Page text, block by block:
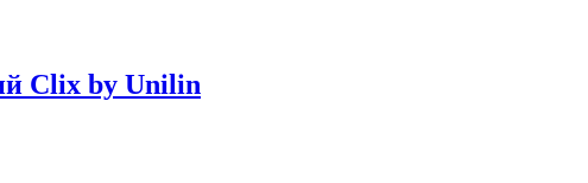
Clix by Unilin